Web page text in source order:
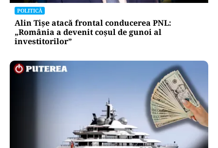
A3, secțiunea Zimbor–Poarta Sălajului, intră în
recepție de luni. Ce se mai lucrează în șantier